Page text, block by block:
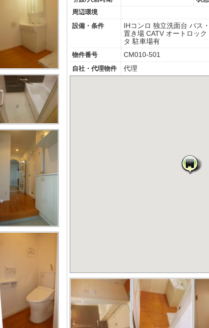
周辺環境
設備・条件
IHコンロ 独立洗面台 バス
置き場 CATV オートロック
タ 駐車場有
物件番号 CM010-501
自社・代理物件 代理